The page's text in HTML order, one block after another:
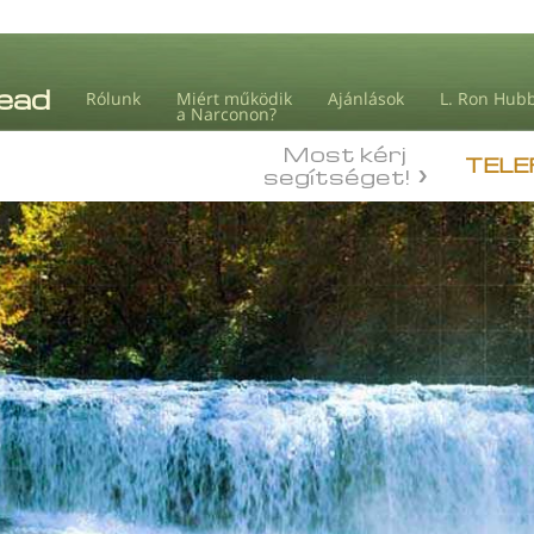
Rólunk Miért működik
a Narconon?
Ajánlások L. Ron
Most kérj
segítséget!